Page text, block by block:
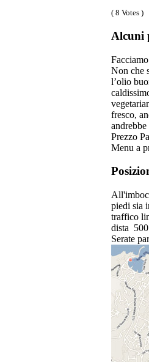
( 8 Votes )
Alcuni
Non che
l’olio
fresco,
Prezzo
Menu a
piedi sia
traffico
dista
Serate